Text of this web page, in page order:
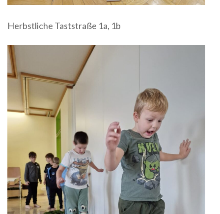
Herbstliche Taststraße 1a, 1b